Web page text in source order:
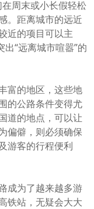
周末或小长假轻松
。距离城市的远近
近的项目可以主
“远离城市喧嚣”的
富的地区，这些地
的公路条件变得尤
道的地点，可以让
偏僻，则必须确保
游客的行程便利
成为了越来越多游
铁站，无疑会大大